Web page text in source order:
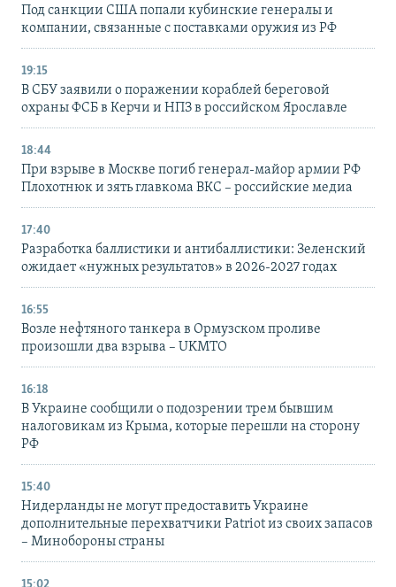
Под санкции США попали кубинские генералы и
компании, связанные с поставками оружия из РФ
19:15
В СБУ заявили о поражении кораблей береговой
охраны ФСБ в Керчи и НПЗ в российском Ярославле
18:44
При взрыве в Москве погиб генерал-майор армии РФ
Плохотнюк и зять главкома ВКС – российские медиа
17:40
Разработка баллистики и антибаллистики: Зеленский
ожидает «нужных результатов» в 2026-2027 годах
16:55
Возле нефтяного танкера в Ормузском проливе
произошли два взрыва – UKMTO
16:18
В Украине сообщили о подозрении трем бывшим
налоговикам из Крыма, которые перешли на сторону
РФ
15:40
Нидерланды не могут предоставить Украине
дополнительные перехватчики Patriot из своих запасов
– Минобороны страны